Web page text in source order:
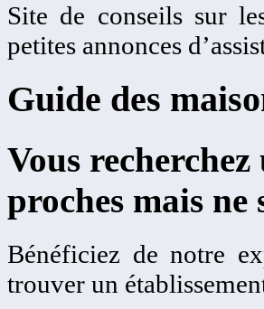
Site de conseils sur
petites annonces
Guide des
Vous
proches mais ne
Bénéficiez de notre
trouver un